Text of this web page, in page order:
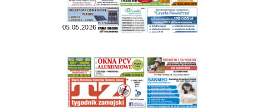
05.05.2026